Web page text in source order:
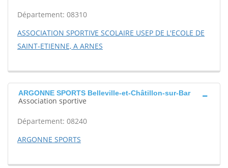
Département: 08310
ASSOCIATION SPORTIVE SCOLAIRE USEP DE L'ECOLE DE
SAINT-ETIENNE, A ARNES
ARGONNE SPORTS Belleville-et-Châtillon-sur-Bar
Association sportive
Département: 08240
ARGONNE SPORTS